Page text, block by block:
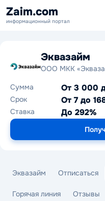
Zaim.com
информационный портал
Эквазайм
ООО МКК
Сумма
От 3 000
Срок От 7 до
Ставка До 292%
Эквазайм Отписаться
Горячая линия Отзывы